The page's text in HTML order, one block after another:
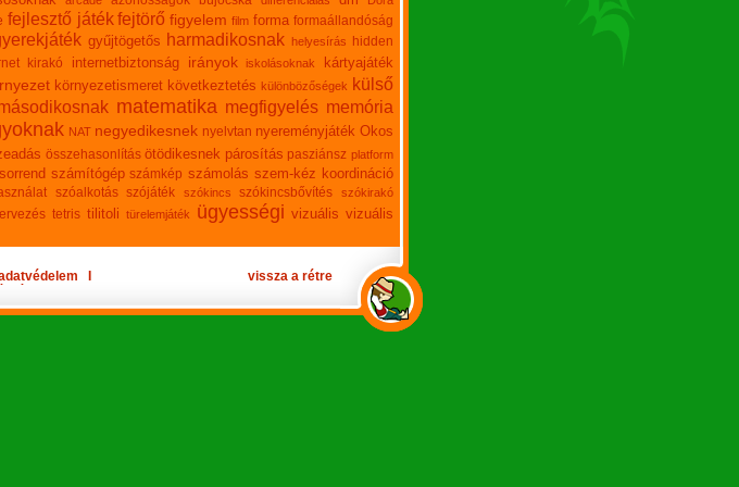
fejlesztő játék fejtörő figyelem film forma formaállandóság
gyűjtögetős harmadikosnak helyesírás
hidden
kirakó internetbiztonság irányok iskolásoknak
kártyajáték
környezetismeret következtetés különbözőségek külső
matematika megfigyelés memória
NAT negyedikesnek nyelvtan nyereményjáték Okos
összehasonlítás ötödikesnek párosítás pasziánsz platform
sorrend számítógép számkép számolás szem-kéz koordináció
szóalkotás szójáték szókincs szókincsbővítés szókirakó
tetris tilitoli türelemjáték ügyességi vizuális vizuális
vissza a rétre